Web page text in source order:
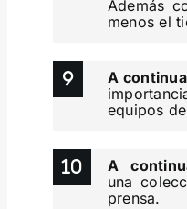
Además
menos el
A
equipos
A
una
prensa.